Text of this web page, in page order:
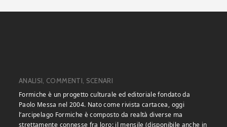
ANALISI, COMMENTI, SCENARI
Formiche è un progetto culturale ed editoriale fondato da
Paolo Messa nel 2004. Nato come rivista cartacea, oggi
l’arcipelago Formiche è composto da realtà diverse ma
strettamente connesse fra loro: il mensile (disponibile anche in